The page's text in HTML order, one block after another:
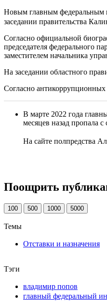
Новым главным федеральным
заседании правительства
Согласно официальной
председателя федерального
заместителем начальника
На заседании областного
Согласно
В марте 2022 года
месяцев назад пропала с
На сайте полпредства
Поощрить
100 500 1000 5000
Темы
Отставки и назначения
Тэги
владимир попов
главный федеральный